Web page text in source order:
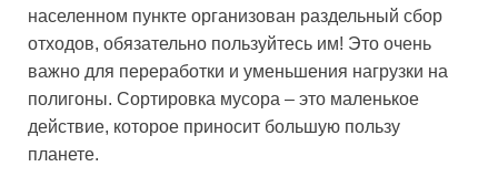
населенном пункте организован раздельный сбор
отходов, обязательно пользуйтесь им! Это очень
важно для переработки и уменьшения нагрузки на
полигоны. Сортировка мусора – это маленькое
действие, которое приносит большую пользу
планете.